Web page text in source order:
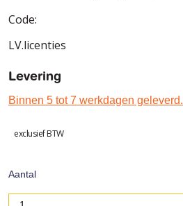
Code:
LV.licenties
Levering
Binnen 5 tot 7 werkdagen geleverd.
exclusief BTW
Aantal